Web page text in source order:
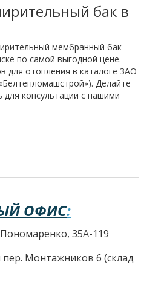
бак в
мембранный бак
по самой выгодной цене.
для отопления в каталоге ЗАО
Делайте
консультации с нашими
ОФИС:
35А-119
Монтажников 6 (склад